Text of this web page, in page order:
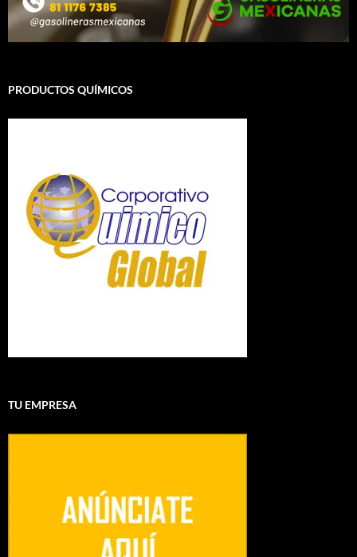
PRODUCTOS QUÍMICOS
TU EMPRESA